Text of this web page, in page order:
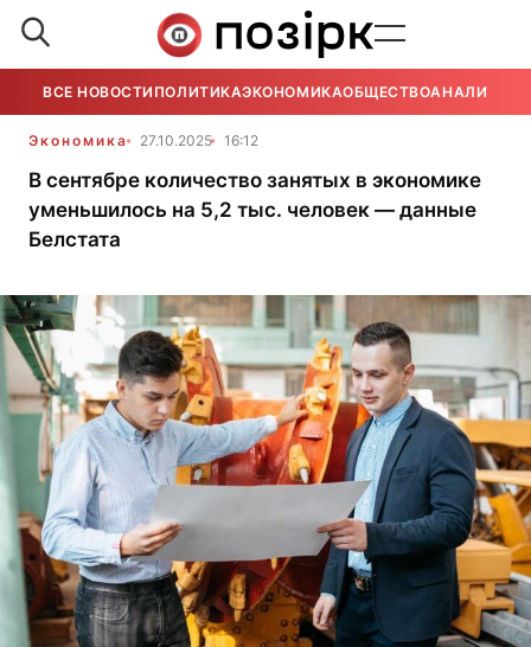
ВСЕ НОВОСТИ ПОЛИТИКАЭКОНОМИКАОБЩЕСТВОАНАЛИТИКА
Экономика 27.10.2025 16:12
В сентябре количество занятых в экономике
уменьшилось на 5,2 тыс. человек — данные
Белстата